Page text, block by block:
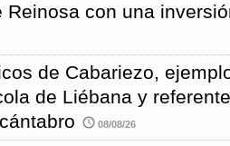
Reinosa con una
de Cabariezo,
de Liébana y
08/08/26